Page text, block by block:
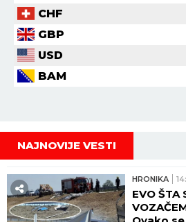
CHF
GBP
USD
BAM
NAJNOVIJE VESTI
HRONIKA
EVO ŠTA